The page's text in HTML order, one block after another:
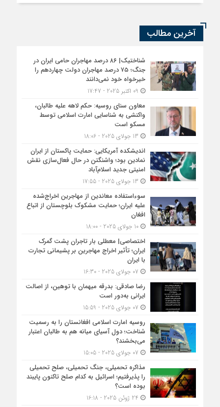
آخرین مطالب
شناختیک| ۸۶ درصد مهاجران حامی ایران در
جنگ؛ ۷۵ درصد مهاجران دولت چهاردهم را
خیرخواه خود نمی‌دانند
معاون سنای روسیه: حکم لاهه علیه طالبان،
واکنشی به شناسایی امارت اسلامی توسط
مسکو است
اندیشکده آمریکایی: حمایت پاکستان از ایران
نمادین بود؛ واشنگتن در حال فعال‌سازی نقش
امنیتی جدید اسلام‌آباد
سوءاستفاده معاندین از مهاجرین اخراج‌شده
علیه ایران؛ حمایت مشکوک بلوچستان از اتباع
افغان
10 جولای 2025 - 18:00
اختصاصی| معطلی بار تاجران پشت گمرک
ایران؛ تأثیر اخراج مهاجرین بر پشیمانی تجارت
با ایران
رضا صادقی: بدرقه میهمان با توهین، از اصالت
ایرانی به‌دور است
روسیه امارت اسلامی افغانستان را به رسمیت
شناخت؛ دول آسیای میانه هم به طالبان اعتبار
می‎‌بخشند؟
مذاکره تحمیلی، جنگ تحمیلی، صلح تحمیلی
را پذیرفتیم؛ اسرائیل به کدام صلح تاکنون پایبند
بوده است؟